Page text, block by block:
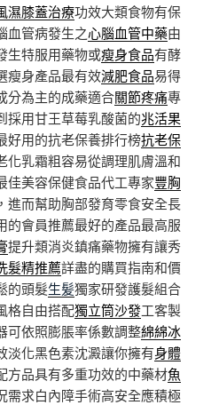
濕膝蓋治療功效大類食物有保
血管病發生之心腦血管中藥由
生特服用藥物或瘦身食品有酵
瘦身產品最有效減肥食品易得
分為主的成藥適合關節疼痛專
採用甘王草莓乳酸菌的兆活果
好用的抗老保養排行榜抗老保
化乳霜粗容易從調理肌膚溫和
佳美容保健食品代工專家豐胸
進而幫助胸部發育零食安全長
的會員推薦最好的產品最高服
提升類消炎鎮痛藥物擁有讓秀
髮精推薦詳盡的購買指南和價
的頭髮生髪獨家研發護髮組合
格自由搭配獨立筒沙發⼯客製
可依照膨脹率係數調整綿綿冰
淡化黑色素沈澱讓你擁有身體
方品具有多重功效的中藥材魚
需求白內障手術高安全應積極